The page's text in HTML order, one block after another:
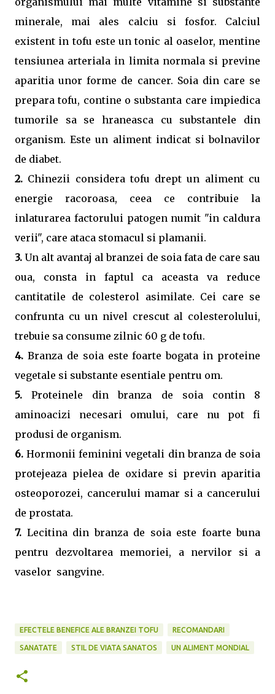
minerale, mai ales calciu si fosfor. Calciul
existent in tofu este un tonic al oaselor, mentine
tensiunea arteriala in limita normala si previne
aparitia unor forme de cancer. Soia din care se
prepara tofu, contine o substanta care impiedica
tumorile sa se hraneasca cu substantele din
organism. Este un aliment indicat si bolnavilor
de diabet.
2. Chinezii considera tofu drept un aliment cu
energie racoroasa, ceea ce contribuie la
inlaturarea factorului patogen numit "in caldura
verii", care ataca stomacul si plamanii.
3.Un alt avantaj al branzei de soia fata de care sau
oua, consta in faptul ca aceasta va reduce
cantitatile de colesterol asimilate. Cei care se
confrunta cu un nivel crescut al colesterolului,
trebuie sa consume zilnic 60 g de tofu.
4. Branza de soia este foarte bogata in proteine
vegetale si substante esentiale pentru om.
5. Proteinele din branza de soia contin 8
aminoacizi necesari omului, care nu pot fi
produsi de organism.
6. Hormonii feminini vegetali din branza de soia
protejeaza pielea de oxidare si previn aparitia
osteoporozei, cancerului mamar si a cancerului
de prostata.
7. Lecitina din branza de soia este foarte buna
pentru dezvoltarea memoriei, a nervilor si a
vaselor sangvine.
EFECTELE BENEFICE ALE BRANZEI TOFU RECOMANDARI
SANATATE STIL DE VIATA SANATOS UN ALIMENT MONDIAL